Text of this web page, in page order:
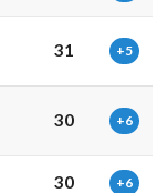
31 +5
30 +6
30 +6